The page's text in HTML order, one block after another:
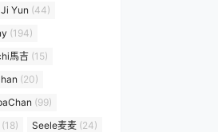
Yun (44)
(194)
馬吉 (15)
(20)
(99)
(18) Seele麦麦 (24)